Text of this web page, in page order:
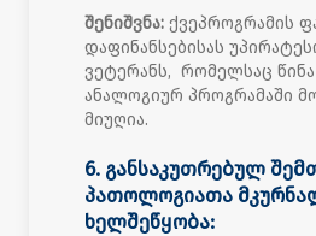
შენიშვნა: ქვეპროგრამის
დაფინანსებისას
ვეტერანს, რომელსაც
ანალოგიურ პროგრამაში
მიუღია.
6. განსაკუთრებულ
პათოლოგიათა
ხელშეწყობა: